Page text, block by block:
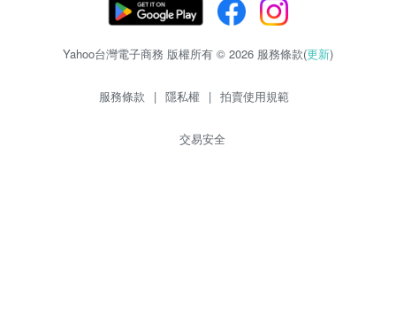
Yahoo台灣電子商務 版權所有 © 2026 服務條款(更新)
服務條款 | 隱私權 | 拍賣使用規範
交易安全